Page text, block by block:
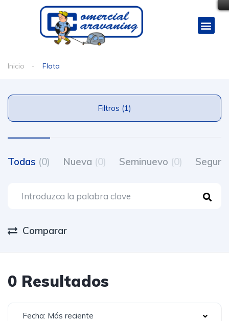
Inicio Flota
Filtros (1)
Todas (0) Nueva (0) Seminuevo (0)
Comparar
0 Resultados
Fecha: Más reciente